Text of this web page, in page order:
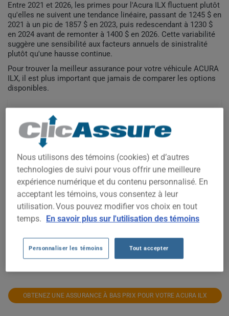
Entre 2021 et 2026, les primes pour l'Acura ILX fluctuent plutôt
qu'elles ne suivent une tendance linéaire, passant de 1245 $ en
2021 à un pic de 1857 $ en 2023, puis redescendant à 1230 $
en 2024 avant de remonter à 1400 $ en 2026. Cette variabilité
suggère une sensibilité aux facteurs annuels de sinistralité
plutôt qu'une hausse continue.
Pour trouver la meilleur assurance pour votre véhicule ACURA
ILX, il est plus important que jamais de comparer les options
disponibles.
1 400$
1 600$
1 800$
OBTENEZ UNE ASSURANCE À BAS PRIX POUR VOTRE ACURA ILX
Nous utilisons des témoins (cookies) et d’autres
technologies de suivi pour vous offrir une meilleure
expérience numérique et du contenu personnalisé. En
acceptant les témoins, vous consentez à leur
utilisation. Vous pouvez modifier vos choix en tout
temps. En savoir plus sur l'utilisation des témoins
Personnaliser les témoins Tout accepter